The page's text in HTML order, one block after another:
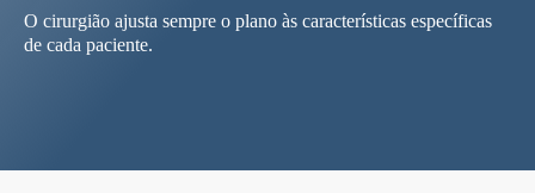
O cirurgião ajusta sempre o plano às características específicas
de cada paciente.